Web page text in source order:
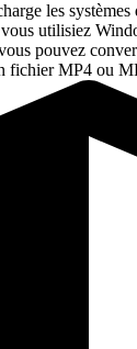
les
vous utilisiez
pouvez
fichier MP4 ou